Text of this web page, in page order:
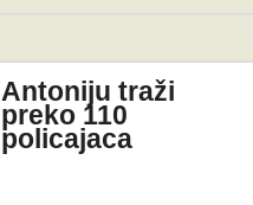
Antoniju traži
preko 110
policajaca